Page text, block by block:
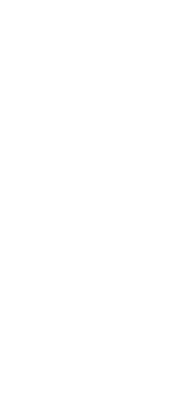
APOLLO NEXT 039
Південний бульвар, 25, Івано-
APOLLO NEXT 035 (ТРЦ
APOLLO NEXT 033 (ТЦ
вулиця Келецька, 78в, Вінниця,
APOLLO NEXT 027 (ЦУМ